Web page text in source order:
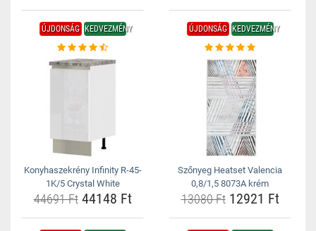
ÚJDONSÁG KEDVEZMÉNY
Konyhaszekrény Infinity R-45-
1K/5 Crystal White
44691 Ft44148 Ft
ÚJDONSÁG KEDVEZMÉNY
Szőnyeg Heatset Valencia
0,8/1,5 8073A krém
13080 Ft12921 Ft